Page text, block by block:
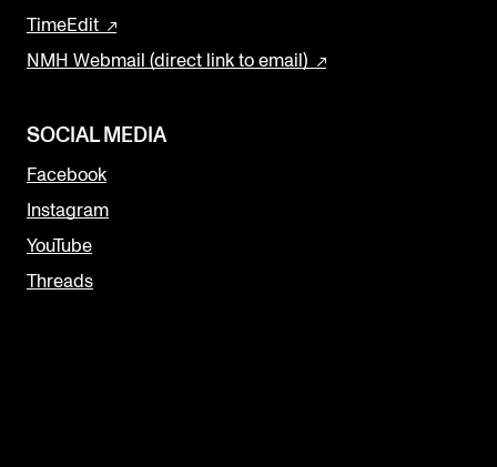
TimeEdit
NMH Webmail (direct link to email)
SOCIAL MEDIA
Facebook
Instagram
YouTube
Threads